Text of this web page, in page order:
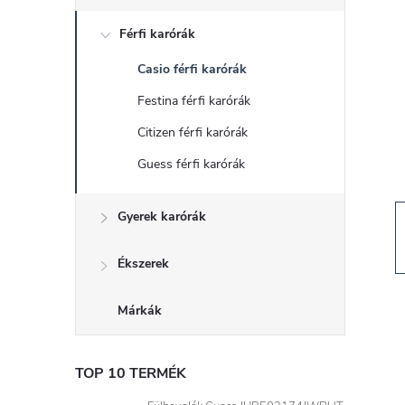
ó
n
e
Férfi karórák
Casio férfi karórák
Festina férfi karórák
Citizen férfi karórák
Guess férfi karórák
Gyerek karórák
Ékszerek
Márkák
TOP 10 TERMÉK